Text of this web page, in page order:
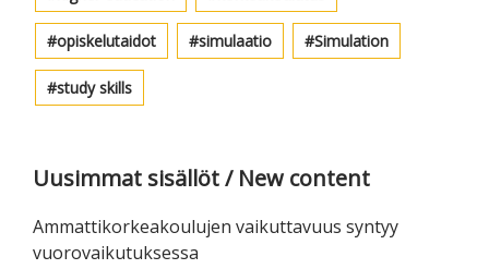
opiskelutaidot simulaatio Simulation
study skills
Uusimmat sisällöt / New content
Ammattikorkeakoulujen vaikuttavuus syntyy
vuorovaikutuksessa